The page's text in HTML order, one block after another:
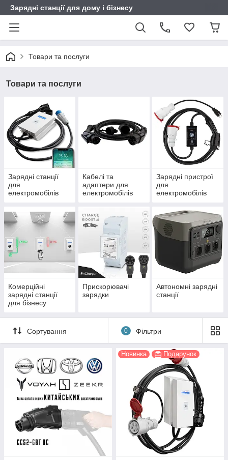
Зарядні станції для дому і бізнесу
Товари та послуги
Товари та послуги
Зарядні станції
для
електромобілів
Кабелі та
адаптери для
електромобілів
Зарядні пристрої
для
електромобілів
Комерційні
зарядні станції
для бізнесу
Прискорювачі
зарядки
Автономні зарядні
станції
Сортування 0 Фільтри
Новинка Подарунок